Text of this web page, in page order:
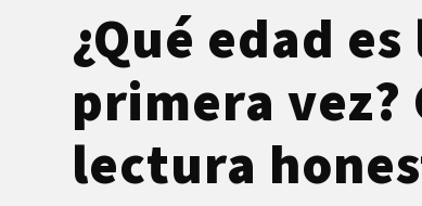
¿Qué edad
primera vez?
lectura